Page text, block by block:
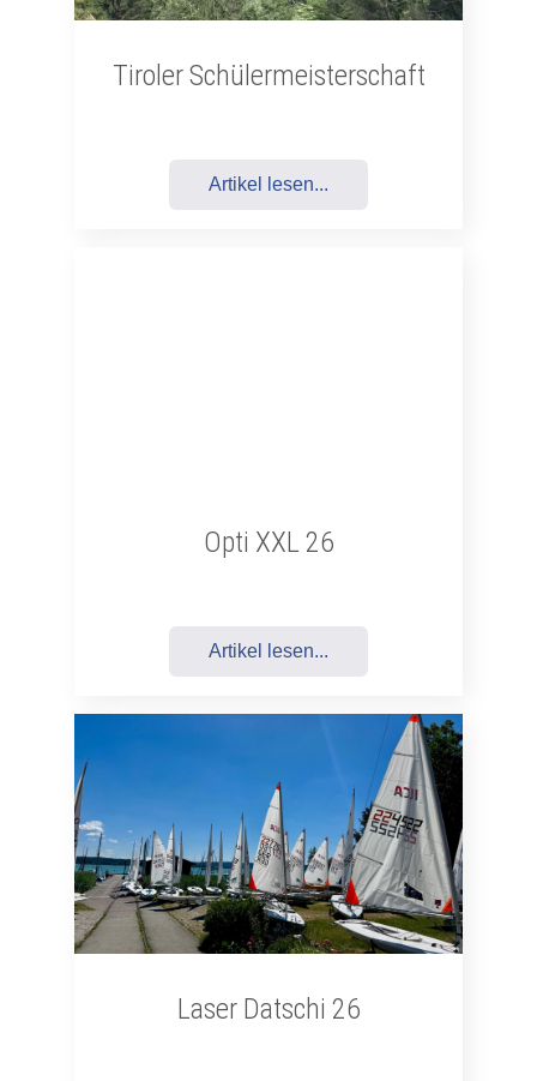
Tiroler Schülermeisterschaft
Artikel lesen...
Opti XXL 26
Artikel lesen...
Laser Datschi 26